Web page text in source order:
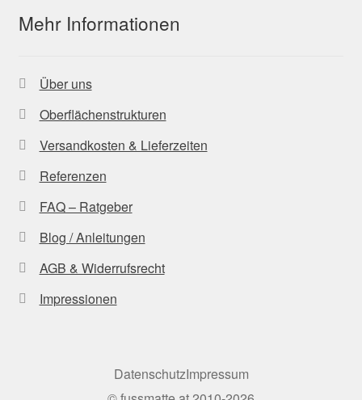
Mehr Informationen
Über uns
Oberflächenstrukturen
Versandkosten & Lieferzeiten
Referenzen
FAQ – Ratgeber
Blog / Anleitungen
AGB & Widerrufsrecht
Impressionen
DatenschutzImpressum